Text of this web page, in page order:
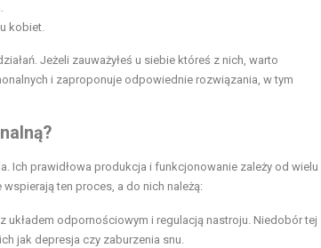
kobiet.
Jeżeli zauważyłeś u siebie któreś z nich, warto
i zaproponuje odpowiednie rozwiązania, w tym
Ich prawidłowa produkcja i funkcjonowanie zależy od wielu
ten proces, a do nich należą:
odpornościowym i regulacją nastroju. Niedobór tej
jak depresja czy zaburzenia snu.